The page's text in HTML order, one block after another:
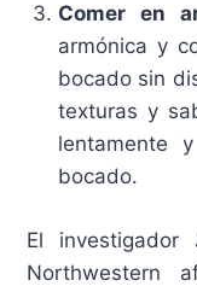
Comer en
armónica y
bocado sin
texturas y
lentamente
bocado.
El
Northwestern